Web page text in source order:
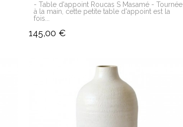
- Table d'appoint Roucas S Masamé - Tournée
à la main, cette petite table d'appoint est la
fois...
145,00 €